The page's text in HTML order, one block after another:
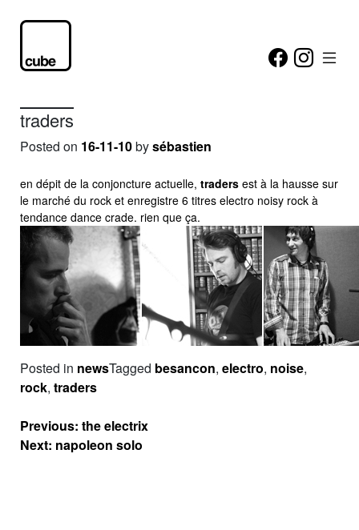
traders
Posted on 16-11-10bysébastien
en dépit de la conjoncture actuelle, traders est à la hausse sur
le marché du rock et enregistre 6 titres electro noisy rock à
tendance dance crade. rien que ça.
Posted in newsTagged besancon, electro, noise,
rock, traders
Navigation
de
l’article
Previous: the electrix
Next: napoleon solo